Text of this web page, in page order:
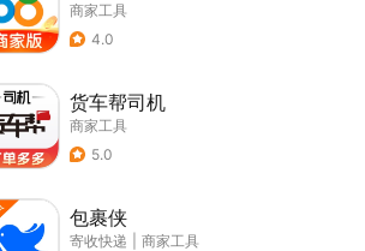
商家工具
4.0
货车帮司机
商家工具
5.0
包裹侠
寄收快递
商家工具